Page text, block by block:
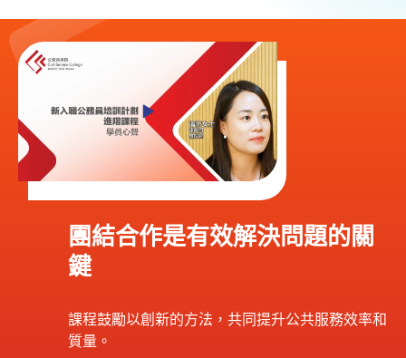
團結合作是有效解決問題的關
鍵
課程鼓勵以創新的方法，共同提升公共服務效率和
質量。